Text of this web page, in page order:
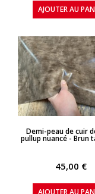
AJOUTER AU
APERÇU
Demi-peau de cuir
pullup nuancé - Brun
45,00 €